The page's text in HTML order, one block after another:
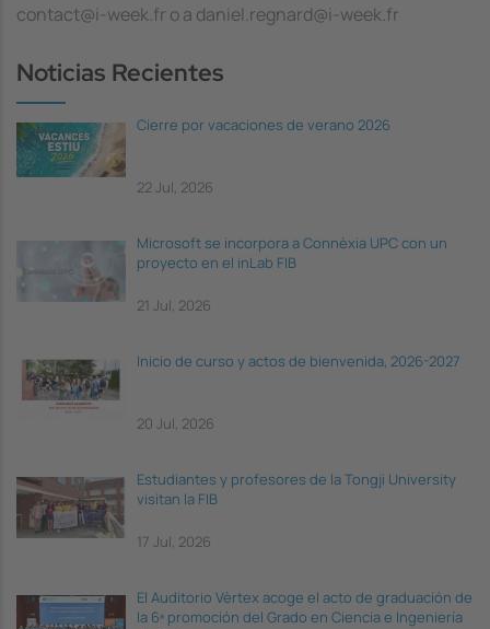
contact@i-week.fr o a daniel.regnard@i-week.fr
Noticias Recientes
Cierre por vacaciones de verano 2026
22 Jul, 2026
Microsoft se incorpora a Connèxia UPC con un
proyecto en el inLab FIB
21 Jul, 2026
Inicio de curso y actos de bienvenida, 2026-2027
20 Jul, 2026
Estudiantes y profesores de la Tongji University
visitan la FIB
17 Jul, 2026
El Auditorio Vèrtex acoge el acto de graduación de
la 6ª promoción del Grado en Ciencia e Ingeniería